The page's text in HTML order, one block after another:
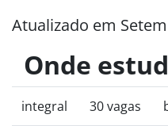
Atualizado em
Onde
integral 30 vagas